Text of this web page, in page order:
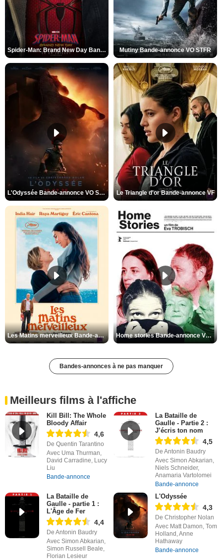
Spider-Man: Brand New Day Bande-annonce VO STFR Mutiny Bande-annonce VO STFR
L'Odyssée Bande-annonce VO STFR Le Triangle d'or Bande-annonce VF
Les Matins merveilleux Bande-annonce VF Home stories Bande-annonce VO STFR
Bandes-annonces à ne pas manquer
Meilleurs films à l'affiche
Kill Bill: The Whole
Bloody Affair
4,6
De Quentin Tarantino
Avec Uma Thurman,
David Carradine, Lucy
Liu
Bande-annonce
La Bataille de
Gaulle - Partie 2 :
J’écris ton nom
4,5
De Antonin Baudry
Avec Simon Abkarian,
Niels Schneider,
Anamaria Vartolomei
Bande-annonce
La Bataille de
Gaulle - partie 1 :
L'Âge de Fer
4,4
De Antonin Baudry
Avec Simon Abkarian,
Simon Russell Beale,
Florian Lesieur
L'Odyssée
4,3
De Christopher Nolan
Avec Matt Damon, Tom
Holland, Anne
Hathaway
Bande-annonce